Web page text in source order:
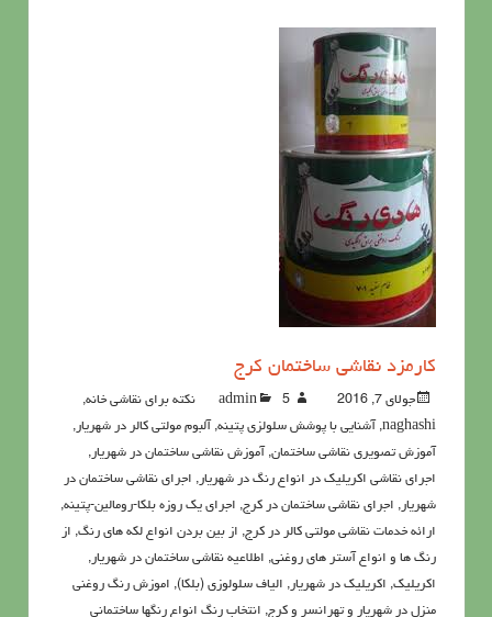
کارمزد نقاشی ساختمان کرج
جولای 7, 2016 admin 5نکته برای نقاشی خانه
,
naghashi
, آشنايي با پوشش سلولزي پتينه, آلبوم مولتی کالر در شهریار,
آموزش تصویری نقاشی ساختمان, آموزش نقاشی ساختمان در شهریار,
اجرای نقاشی اکریلیک در انواع رنگ در شهریار, اجرای نقاشی ساختمان در
شهریار, اجرای نقاشی ساختمان در کرج, اجرای یک روزه بلکا-رومالین-پتینه,
ارائه خدمات نقاشی مولتی کالر در کرج, از بین بردن انواع لکه های رنگ, از
رنگ ها و انواع آستر های روغنی, اطلاعيه نقاشی ساختمان در شهریار,
اکريليک, اکريليک در شهریار, الیاف سلولوزی (بلکا), اموزش رنگ روغنی
منزل در شهریار و تهرانسر و کرج, انتخاب رنگ انواع رنگها ساختمانی